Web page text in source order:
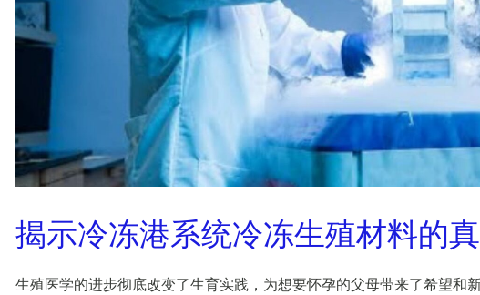
揭示冷冻港系统冷冻生殖材料的
生殖医学的进步彻底改变了生育实践，为想要怀孕的父母带来了希望和